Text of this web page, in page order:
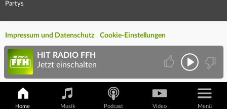
Partys
Impressum und Datenschutz Cookie-Einstellungen
Home Musik Podcast Video Menü
HIT RADIO FFH
Jetzt einschalten